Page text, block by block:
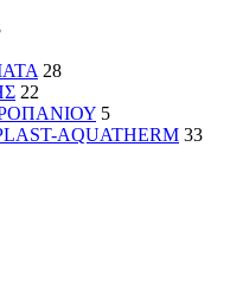
28
22
5
AQUATHERM 33